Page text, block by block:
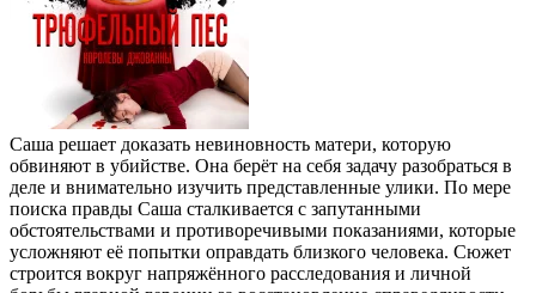
Саша решает доказать невиновность матери, которую
обвиняют в убийстве. Она берёт на себя задачу разобраться в
деле и внимательно изучить представленные улики. По мере
поиска правды Саша сталкивается с запутанными
обстоятельствами и противоречивыми показаниями, которые
усложняют её попытки оправдать близкого человека. Сюжет
строится вокруг напряжённого расследования и личной